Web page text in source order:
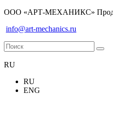
ООО «АРТ-МЕХАНИКС»
info@art-mechanics.ru
RU
RU
ENG